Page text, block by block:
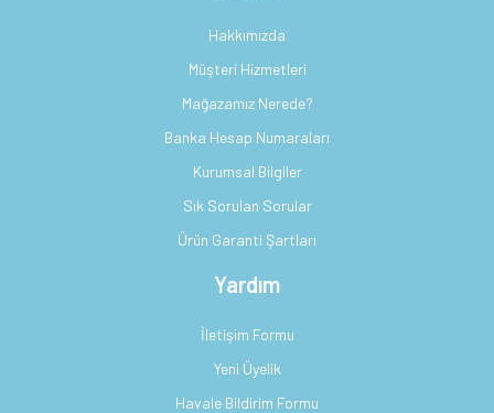
Hakkımızda
Müşteri Hizmetleri
Mağazamız Nerede?
Banka Hesap Numaraları
Kurumsal Bilgiler
Sık Sorulan Sorular
Ürün Garanti Şartları
Yardım
İletişim Formu
Yeni Üyelik
Havale Bildirim Formu